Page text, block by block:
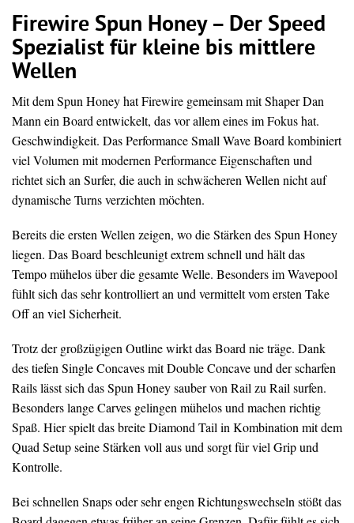
Firewire Spun Honey – Der Speed
Spezialist für kleine bis mittlere
Wellen
Mit dem Spun Honey hat Firewire gemeinsam mit Shaper Dan
Mann ein Board entwickelt, das vor allem eines im Fokus hat.
Geschwindigkeit. Das Performance Small Wave Board kombiniert
viel Volumen mit modernen Performance Eigenschaften und
richtet sich an Surfer, die auch in schwächeren Wellen nicht auf
dynamische Turns verzichten möchten.
Bereits die ersten Wellen zeigen, wo die Stärken des Spun Honey
liegen. Das Board beschleunigt extrem schnell und hält das
Tempo mühelos über die gesamte Welle. Besonders im Wavepool
fühlt sich das sehr kontrolliert an und vermittelt vom ersten Take
Off an viel Sicherheit.
Trotz der großzügigen Outline wirkt das Board nie träge. Dank
des tiefen Single Concaves mit Double Concave und der scharfen
Rails lässt sich das Spun Honey sauber von Rail zu Rail surfen.
Besonders lange Carves gelingen mühelos und machen richtig
Spaß. Hier spielt das breite Diamond Tail in Kombination mit dem
Quad Setup seine Stärken voll aus und sorgt für viel Grip und
Kontrolle.
Bei schnellen Snaps oder sehr engen Richtungswechseln stößt das